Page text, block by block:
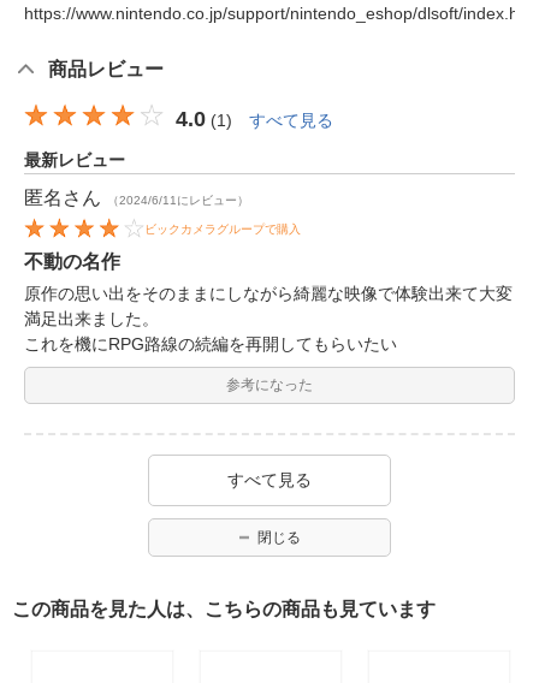
https://www.nintendo.co.jp/support/nintendo_eshop/dlsoft/
商品レビュー
4.0 (1) すべて見る
最新レビュー
匿名 さん （2024/6/11にレビュー）
ビックカメラグループで購入
不動の名作
原作の思い出をそのままにしながら綺麗な映像で体験出来て大変
満足出来ました。
これを機にRPG路線の続編を再開してもらいたい
参考になった
すべて見る
閉じる
この商品を見た人は、こちらの商品も見ています